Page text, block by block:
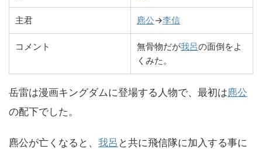
主君 麃公→李信
コメント 無骨物だが我呂の面倒をよ
くみた。
岳雷は漫画キングダムに登場する人物で、最初は麃公
の配下でした。
麃公が亡くなると、 我呂 と共に飛信隊に加入する事に